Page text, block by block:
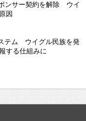
ンサー契約を解除 ウイ
因
テム ウイグル民族を発
する仕組みに